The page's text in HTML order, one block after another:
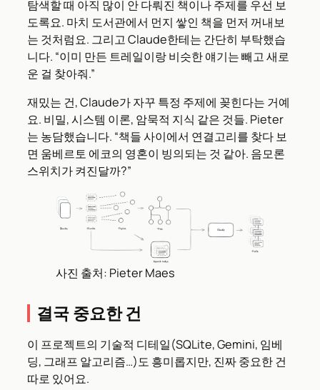
탐색할 때 아직 많이 안 다뤄진 책이나 주제를 우선 보
도록요. 마치 도서관에서 먼지 쌓인 책을 먼저 꺼내보
는 것처럼요. 그리고 Claude한테는 간단히 부탁했습
니다. “이미 만든 트레일이랑 비슷한 얘기는 빼고 새로
운 걸 찾아줘.”
재밌는 건, Claude가 자꾸 특정 주제에 꽂힌다는 거예
요. 비밀, 시스템 이론, 암묵적 지식 같은 것들. Pieter
는 농담했습니다. “책들 사이에서 연결고리를 찾다 보
면 움베르토 에코의 영혼이 빙의되는 것 같아. 음모론
스위치가 켜진달까?”
사진 출처: Pieter Maes
결국 중요한 건
이 프로젝트의 기술적 디테일(SQLite, Gemini, 임베
딩, 그래프 알고리즘…)도 흥미롭지만, 진짜 중요한 건
따로 있어요.